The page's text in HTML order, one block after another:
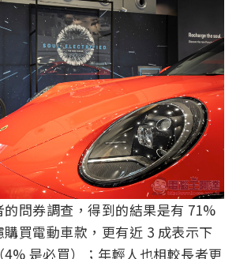
問券調查，得到的結果是有 71%
買電動車款，更有近 3 成表示下
是必買）；年輕人也相較長者更